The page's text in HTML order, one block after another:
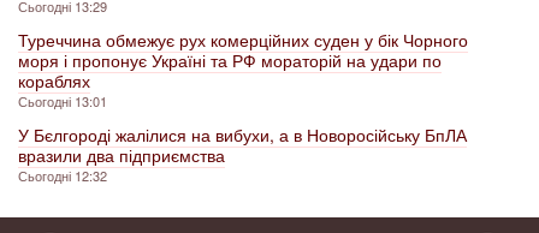
Сьогодні 13:29
Туреччина обмежує рух комерційних суден у бік Чорного
моря і пропонує Україні та РФ мораторій на удари по
кораблях
Сьогодні 13:01
У Бєлгороді жалілися на вибухи, а в Новоросійську БпЛА
вразили два підприємства
Сьогодні 12:32